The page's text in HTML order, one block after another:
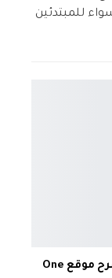
للمبتدئين
أفضل موقع لتحقيق الربح من الترجمة شرح موقع One